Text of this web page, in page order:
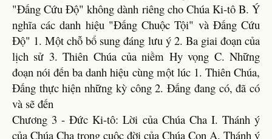
"Đấng Cứu Độ" không dành riêng cho Chúa Ki-tô B. Ý
nghĩa các danh hiệu "Đấng Chuộc Tội" và Đấng Cứu
Độ" 1. Một chỗ bổ sung đáng lưu ý 2. Ba giai đoạn của
lịch sử 3. Thiên Chúa của niềm Hy vọng C. Những
đoạn nói đến ba danh hiệu cùng một lúc 1. Thiên Chúa,
Đấng thực hiện những kỳ công 2. Đấng đang có, đã có
và sẽ đến
Chương 3 - Đức Ki-tô: Lời của Chúa Cha I. Thánh ý
của Chúa Cha trong cuộc đời của Chúa Con A. Thánh ý